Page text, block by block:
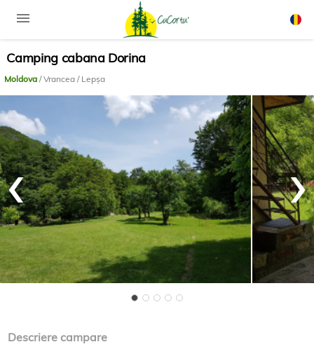
menu
Camping cabana Dorina
Moldova/ Vrancea / Lepșa
‹ ›
Descriere campare